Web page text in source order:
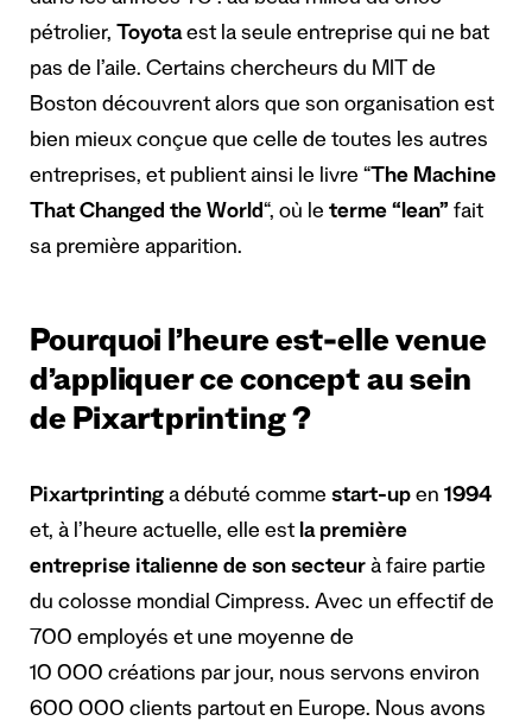
pétrolier, Toyotaest la seule entreprise qui ne bat
pas de l’aile. Certains chercheurs du MIT de
Boston découvrent alors que son organisation est
bien mieux conçue que celle de toutes les autres
entreprises, et publient ainsi le livre “ The Machine
That Changed the World“, où le terme “lean” fait
sa première apparition.
Pourquoi l’heure est-elle venue
d’appliquer ce concept au sein
de Pixartprinting ?
Pixartprinting a débuté comme start-up en 1994
et, à l’heure actuelle, elle est la première
entreprise italienne de son secteur à faire partie
du colosse mondial Cimpress. Avec un effectif de
700 employés et une moyenne de
10 000 créations par jour, nous servons environ
600 000 clients partout en Europe. Nous avons